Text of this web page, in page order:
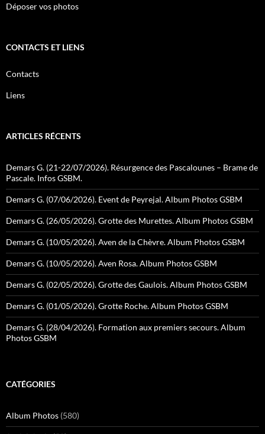
Déposer vos photos
CONTACTS ET LIENS
Contacts
Liens
ARTICLES RÉCENTS
Demars G. (21-22/07/2026). Résurgence des Pascalounes – Brame de
Pascale. Infos GSBM.
Demars G. (07/06/2026). Event de Peyrejal. Album Photos GSBM
Demars G. (26/05/2026). Grotte des Murettes. Album Photos GSBM
Demars G. (10/05/2026). Aven de la Chèvre. Album Photos GSBM
Demars G. (10/05/2026). Aven Rosa. Album Photos GSBM
Demars G. (02/05/2026). Grotte des Gaulois. Album Photos GSBM
Demars G. (01/05/2026). Grotte Roche. Album Photos GSBM
Demars G. (28/04/2026). Formation aux premiers secours. Album
Photos GSBM
CATÉGORIES
Album Photos (580)